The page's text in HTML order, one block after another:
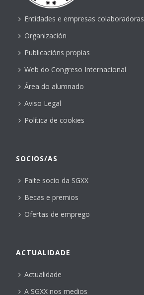
Entidades e empresas colaboradoras
Organización
Publicacións propias
Web do Congreso Internacional
Área do alumnado
Aviso Legal
Política de cookies
SOCIOS/AS
Faite socio da SGXX
Becas e premios
Ofertas de emprego
ACTUALIDADE
Actualidade
A SGXX nos medios